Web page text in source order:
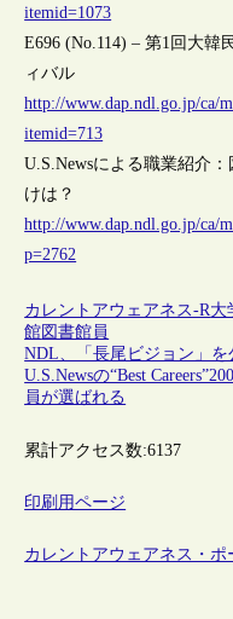
itemid=1073
E696 (No.114) – 第1回大韓
ィバル
http://www.dap.ndl.go.jp/ca/
itemid=713
U.S.Newsによる職業紹介
けは？
http://www.dap.ndl.go.jp/ca/
p=2762
カレントアウェアネス-R大
館図書館員
NDL、「長尾ビジョン」を
U.S.Newsの“Best
員が選ばれる
累計アクセス数:6137
印刷用ページ
カレントアウェアネス・ポ